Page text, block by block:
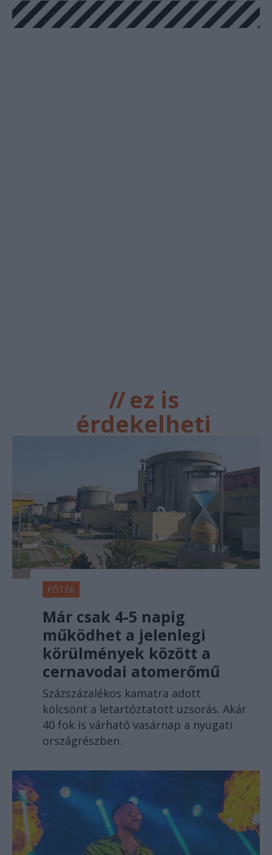
//ez is
érdekelheti
FŐTÉR
Már csak 4-5 napig
működhet a jelenlegi
körülmények között a
cernavodai atomerőmű
Százszázalékos kamatra adott
kölcsönt a letartóztatott uzsorás. Akár
40 fok is várható vasárnap a nyugati
országrészben.